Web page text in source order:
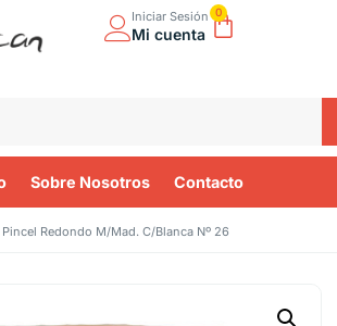
Iniciar Sesión
Mi cuenta
0
Sobre Nosotros Contacto
Redondo M/Mad. C/Blanca Nº 26